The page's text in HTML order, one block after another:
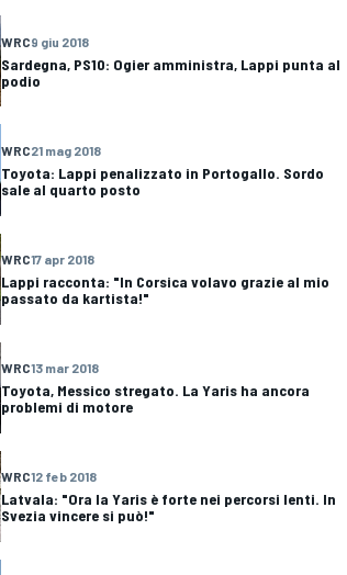
WRC9 giu 2018
Sardegna, PS10: Ogier amministra, Lappi punta al
podio
WRC21 mag 2018
Toyota: Lappi penalizzato in Portogallo. Sordo
sale al quarto posto
WRC17 apr 2018
Lappi racconta: "In Corsica volavo grazie al mio
passato da kartista!"
WRC13 mar 2018
Toyota, Messico stregato. La Yaris ha ancora
problemi di motore
WRC12 feb 2018
Latvala: "Ora la Yaris è forte nei percorsi lenti. In
Svezia vincere si può!"